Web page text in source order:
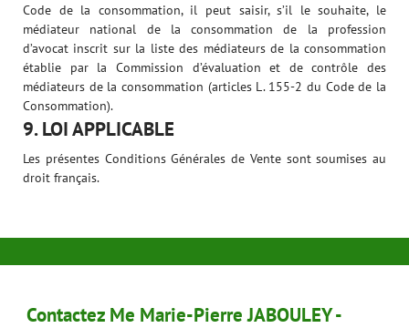
Code de la consommation, il peut saisir, s’il le souhaite, le
médiateur national de la consommation de la profession
d’avocat inscrit sur la liste des médiateurs de la consommation
établie par la Commission d’évaluation et de contrôle des
médiateurs de la consommation (articles L. 155-2 du Code de la
Consommation).
9. LOI APPLICABLE
Les présentes Conditions Générales de Vente sont soumises au
droit français.
Contactez Me Marie-Pierre JABOULEY -